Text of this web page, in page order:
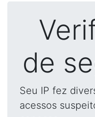
de
Seu IP fez
acessos